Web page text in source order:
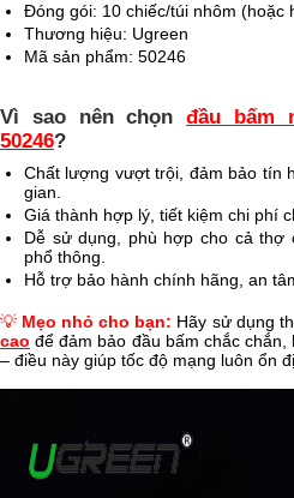
Đóng gói: 10 chiếc/túi nhôm (hoặc
Thương hiệu: Ugreen
Mã sản phẩm: 50246
Vì sao nên chọnđầu bấm
50246?
Chất lượng vượt trội, đảm bảo tín
gian.
Giá thành hợp lý, tiết kiệm chi phí
Dễ sử dụng, phù hợp cho cả thợ
phổ thông.
Hỗ trợ bảo hành chính hãng, an
💡 Mẹo nhỏ cho bạn: Hãy sử dụng
cao để đảm bảo đầu bấm chắc
– điều này giúp tốc độ mạng luôn ổn